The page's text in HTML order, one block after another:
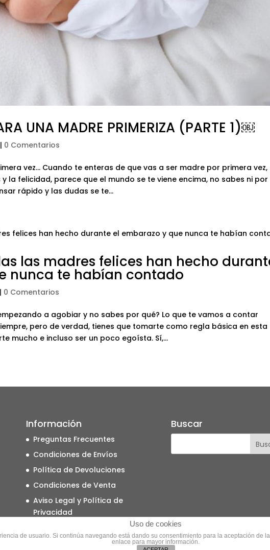
UNA MADRE PRIMERIZA (PARTE 1)￼
| 0 Comentarios
vez… Cuando te enteras de que vas a ser madre por primera vez,
la felicidad, parece que el mundo se te viene encima, no sabes ni por
rápido y las dudas se te...
las madres felices han hecho
nunca te habían contado
| 0 Comentarios
a agobiar y no sabes por qué? Lo que te vamos a contar
pero de verdad, tienes que tomarte como regla básica en esta
mucho e incluso ser un poco egoísta. Sí,...
Información
Preguntas Frecuentes
Condiciones de Envíos
Política de Devoluciones
Condiciones de Venta
Aviso Legal y Política de
Privacidad
Buscar
Uso de cookies
de usuario. Si continúa navegando está dando su consentimiento para la aceptación de
enlace para mayor información.